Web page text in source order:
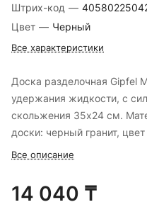
Штрих-код —
Цвет — Черный
Все характеристики
Доска разделочная Gipfel
удержания жидкости, с
скольжения 35х24 см.
доски: черный гранит,
Все описание
14 040 ₸